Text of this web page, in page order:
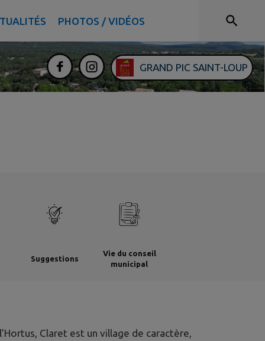
PHOTOS / VIDÉOS
GRAND PIC SAINT-LOUP
Suggestions
Vie du conseil
municipal
Claret est un village de caractère,